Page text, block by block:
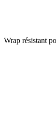
Wrap résistant